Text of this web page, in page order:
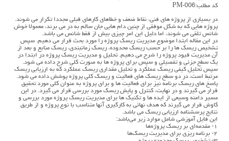
کد مطلب:PM-006
در بسیاری از پروژه های فنی، نقاط ضعف و خطاهای کارهای قبلی مجددا تکرار می شوند.
پروژه هایی که به شکل موفقی از چنین دام هایی جان سالم به در می برند، معمولا خوش
شانس تلقی می شوند، اما دلیل این امر چیزی بیش از فقط شانس می باشد.
در این مقاله ابتدا موضوع مدیریت ریسک پروژه را مورد بحث قرار می دهیم. سپس
تشخیص ریسک ها را بر حسب ریسک محدوده، ریسک زمانبندی، ریسک منابع و بعد از
آن مدیریت قیود پروژه را شرح می دهیم. تحلیل و مدیریت ریسک پروژه در ابتدا در
یک سطح جزئی و تفصیلی و سپس برای پروژه ها به صورت کلی شرح داده می شود.
سپس تحلیل کیفی ریسک عملکرد و تحلیل مقداری ریسک عملکرد که به ارزیابی ریسک
مرتبط است، در دو سطح ریسک های فعالیت و ریسک کلی پروژه پوشش داده می شود.
پاسخ های ریسک برنامه نیز برای فعالیت ها و برای پروژه به عنوان کلی مورد تحقیق
قرار می گیرند و در نهایت، کنترل و پایش ریسک مورد بررسی قرار می گیرد. در این
مسیر دامنه وسیعی از ایده ها و تکنیک ها برای مدیریت ریسک پروژه مورد بررسی و
کاوش قرار می گیرند که هدف نهائی به کارگیری آنها متناسب با نوع پروژه و از طریق
نتایج پرسشنامه ارزیابی ریسک می باشد.
این فایل آموزشی شامل موارد زیر می‌باشد:
۱- مقدمه‌ای بر ریسک پروژه‌ها
۲- برنامه ریزی برای مدیریت ریسک‌ها